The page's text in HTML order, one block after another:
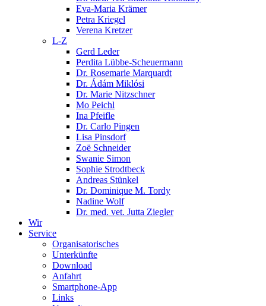
Eva-Maria Krämer
Petra Kriegel
Verena Kretzer
L-Z
Gerd Leder
Perdita Lübbe-Scheuermann
Dr. Rosemarie Marquardt
Dr. Ádám Miklósi
Dr. Marie Nitzschner
Mo Peichl
Ina Pfeifle
Dr. Carlo Pingen
Lisa Pinsdorf
Zoë Schneider
Swanie Simon
Sophie Strodtbeck
Andreas Stünkel
Dr. Dominique M. Tordy
Nadine Wolf
Dr. med. vet. Jutta Ziegler
Wir
Service
Organisatorisches
Unterkünfte
Download
Anfahrt
Smartphone-App
Links